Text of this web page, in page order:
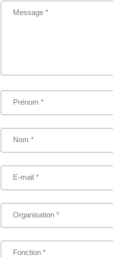
Message *
Prénom *
Nom *
E-mail *
Organisation *
Fonction *